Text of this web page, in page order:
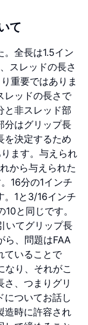
て
全長は1.5イン
スレッドの長さ
重要ではありま
レッドの長さで
と非スレッド部
分はグリップ長
を決定するため
ます。与えられ
から与えられた
16分の1インチ
。1と3/16インチ
と同じです。
いてグリップ長
ら、問題はFAA
ていることで
り、それがこ
、つまりグリ
についてお話し
造時に許容され